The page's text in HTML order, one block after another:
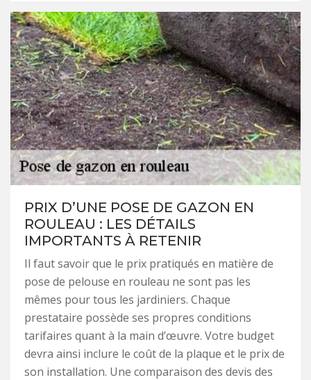
PRIX D’UNE POSE DE GAZON EN
ROULEAU : LES DÉTAILS
IMPORTANTS À RETENIR
Il faut savoir que le prix pratiqués en matière de
pose de pelouse en rouleau ne sont pas les
mêmes pour tous les jardiniers. Chaque
prestataire possède ses propres conditions
tarifaires quant à la main d’œuvre. Votre budget
devra ainsi inclure le coût de la plaque et le prix de
son installation. Une comparaison des devis des